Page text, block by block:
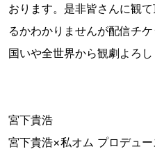
おります。是非皆さんに観
るかわかりませんが配信チ
国いや全世界から観劇よろし
宮下貴浩
宮下貴浩×私オム プロデュ